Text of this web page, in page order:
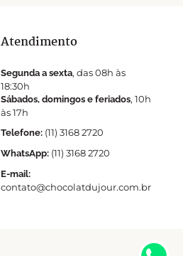
Atendimento
Segunda a sexta, das 08h às
18:30h
Sábados, domingos e feriados, 10h
às 17h
Telefone: (11) 3168 2720
WhatsApp: (11) 3168 2720
E-mail:
contato@chocolatdujour.com.br